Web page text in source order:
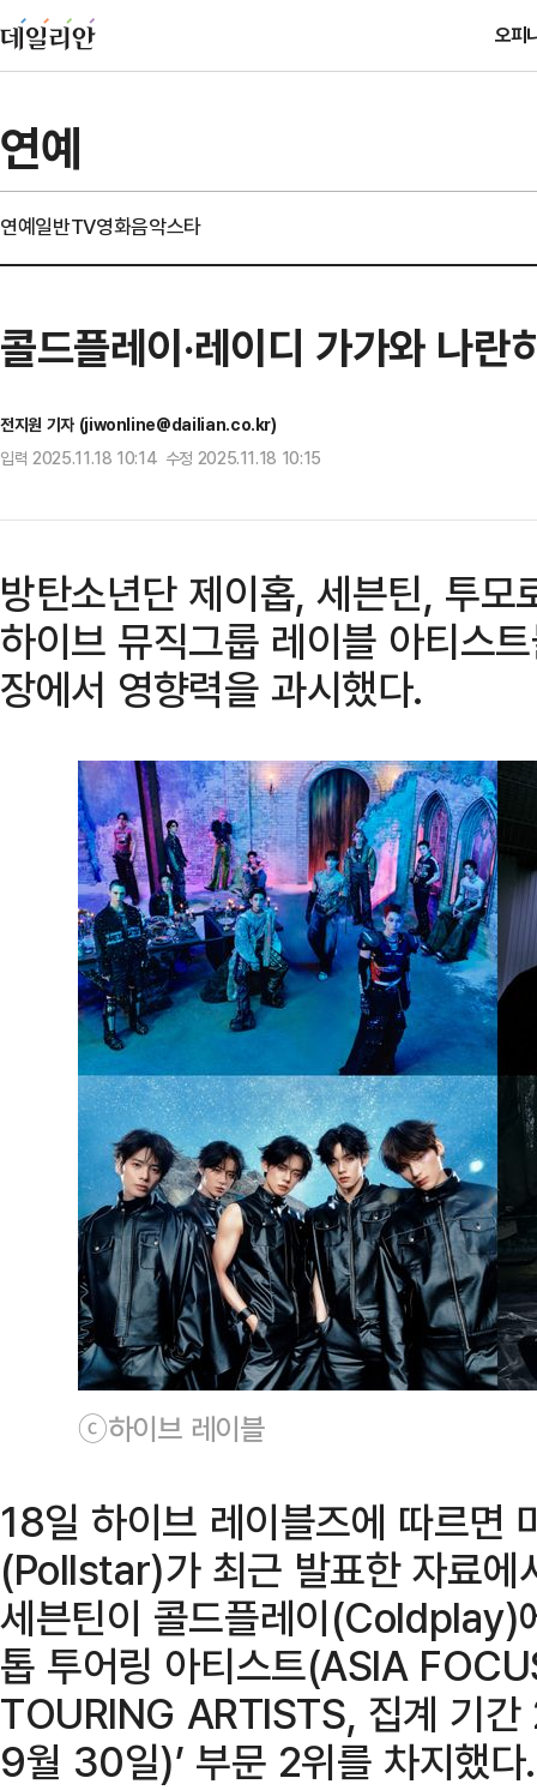
오피
연예
연예일반TV영화음악스타
콜드플레이·레이디 가가와 나
전지원 기자 (jiwonline@dailian.co.kr)
입력 2025.11.18 10:14 수정 2025.11.18 10:15
방탄소년단 제이홉, 세븐틴, 투
하이브 뮤직그룹 레이블 아티스
장에서 영향력을 과시했다.
ⓒ하이브 레이블
18일 하이브 레이블즈에 따르면
(Pollstar)가 최근 발표한 자료에
세븐틴이 콜드플레이(Coldplay)
톱 투어링 아티스트(ASIA
TOURING ARTISTS, 집계 기
9월 30일)’ 부문 2위를 차지했다.